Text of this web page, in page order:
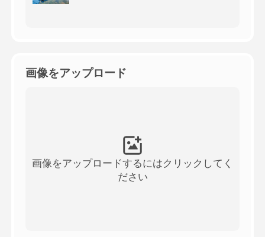
製品ニュース製品案内会社案内
画像をアップロード
画像をアップロードするにはクリックしてく
ださい